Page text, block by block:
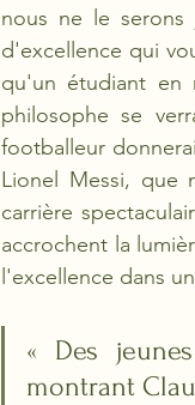
nous ne le
d'excellence qui
qu'un étudiant en
philosophe se
footballeur
Lionel Messi, que
carrière
accrochent la
l'excellence dans
« Des
montrant